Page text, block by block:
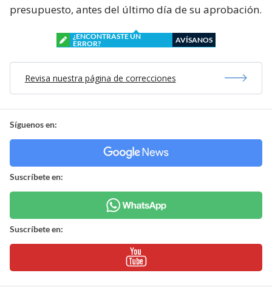
presupuesto, antes del último día de su aprobación.
¿ENCONTRASTE UN
ERROR?
AVÍSANOS
Revisa nuestra página de correcciones
Síguenos en:
Suscríbete en:
Suscríbete en: